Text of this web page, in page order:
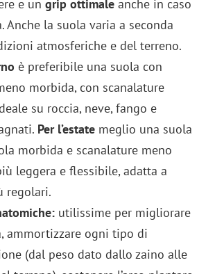
e ungrip ottimale anche in caso
Anche la suola varia a seconda
atmosferiche e del terreno.
è preferibile una suola con
morbida, con scanalature
su roccia, neve, fango e
Per l’estate meglio una suola
morbida e scanalature meno
leggera e flessibile, adatta a
regolari.
utilissime per migliorare
ammortizzare ogni tipo di
(dal peso dato dallo zaino alle